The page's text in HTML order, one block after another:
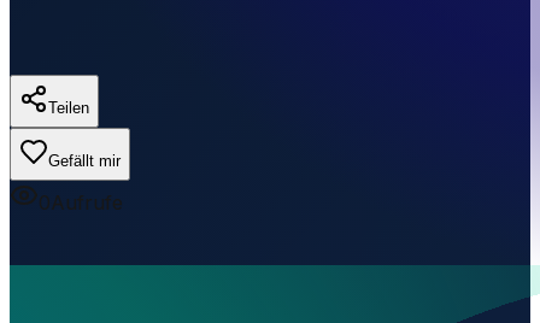
Teilen
Gefällt mir
0Aufrufe